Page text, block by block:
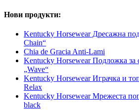
Нови продукти:
Kentucky Horsewear Дресажна
Chain“
Chia de Gracia Anti-Lami
Kentucky Horsewear Подложка за
„Wave“
Kentucky Horsewear Играчка и
Relax
Kentucky Horsewear Мрежеста
black